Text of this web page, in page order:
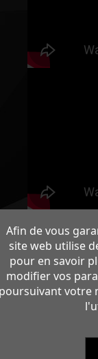
Afin de vous
site web utilise
pour en savoir
modifier vos
votre